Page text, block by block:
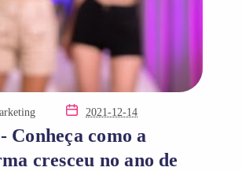
2021-12-14
Conheça como a
cresceu no ano de